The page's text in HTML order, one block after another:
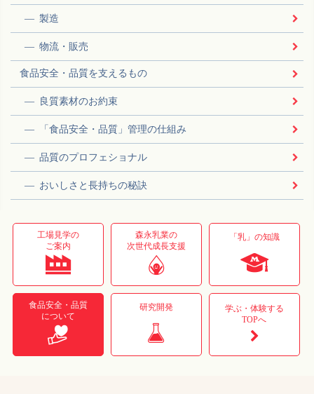
製造
物流・販売
食品安全・品質を支えるもの
良質素材のお約束
「食品安全・品質」管理の仕組み
品質のプロフェショナル
おいしさと長持ちの秘訣
工場見学の
ご案内
森永乳業の
次世代成長支援
「乳」の知識
食品安全・品質
について
研究開発
学ぶ・体験する
TOPへ